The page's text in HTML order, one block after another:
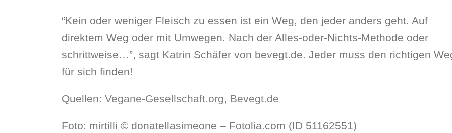
“Kein oder weniger Fleisch zu essen ist ein Weg, den jeder anders geht. Auf
direktem Weg oder mit Umwegen. Nach der Alles-oder-Nichts-Methode oder
schrittweise…”, sagt Katrin Schäfer von bevegt.de. Jeder muss den richtigen
für sich finden!
Quellen: Vegane-Gesellschaft.org, Bevegt.de
Foto: mirtilli © donatellasimeone – Fotolia.com (ID 51162551)